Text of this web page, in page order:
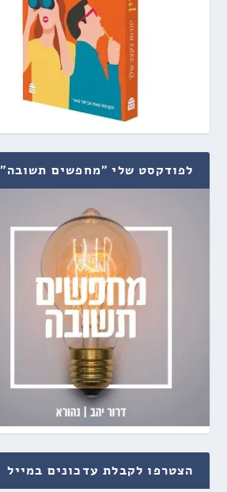
לפודקסט שלי "מחפשים תשובה"
הצטרפו לקבלת עדכונים במייל